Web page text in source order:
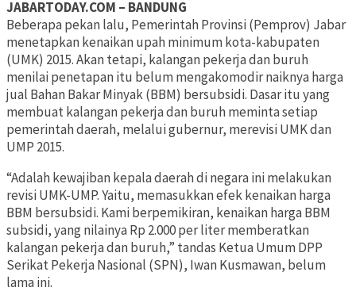
JABARTODAY.COM – BANDUNG
Beberapa pekan lalu, Pemerintah Provinsi (Pemprov) Jabar
menetapkan kenaikan upah minimum kota-kabupaten
(UMK) 2015. Akan tetapi, kalangan pekerja dan buruh
menilai penetapan itu belum mengakomodir naiknya harga
jual Bahan Bakar Minyak (BBM) bersubsidi. Dasar itu yang
membuat kalangan pekerja dan buruh meminta setiap
pemerintah daerah, melalui gubernur, merevisi UMK dan
UMP 2015.
“Adalah kewajiban kepala daerah di negara ini melakukan
revisi UMK-UMP. Yaitu, memasukkan efek kenaikan harga
BBM bersubsidi. Kami berpemikiran, kenaikan harga BBM
subsidi, yang nilainya Rp 2.000 per liter memberatkan
kalangan pekerja dan buruh,” tandas Ketua Umum DPP
Serikat Pekerja Nasional (SPN), Iwan Kusmawan, belum
lama ini.